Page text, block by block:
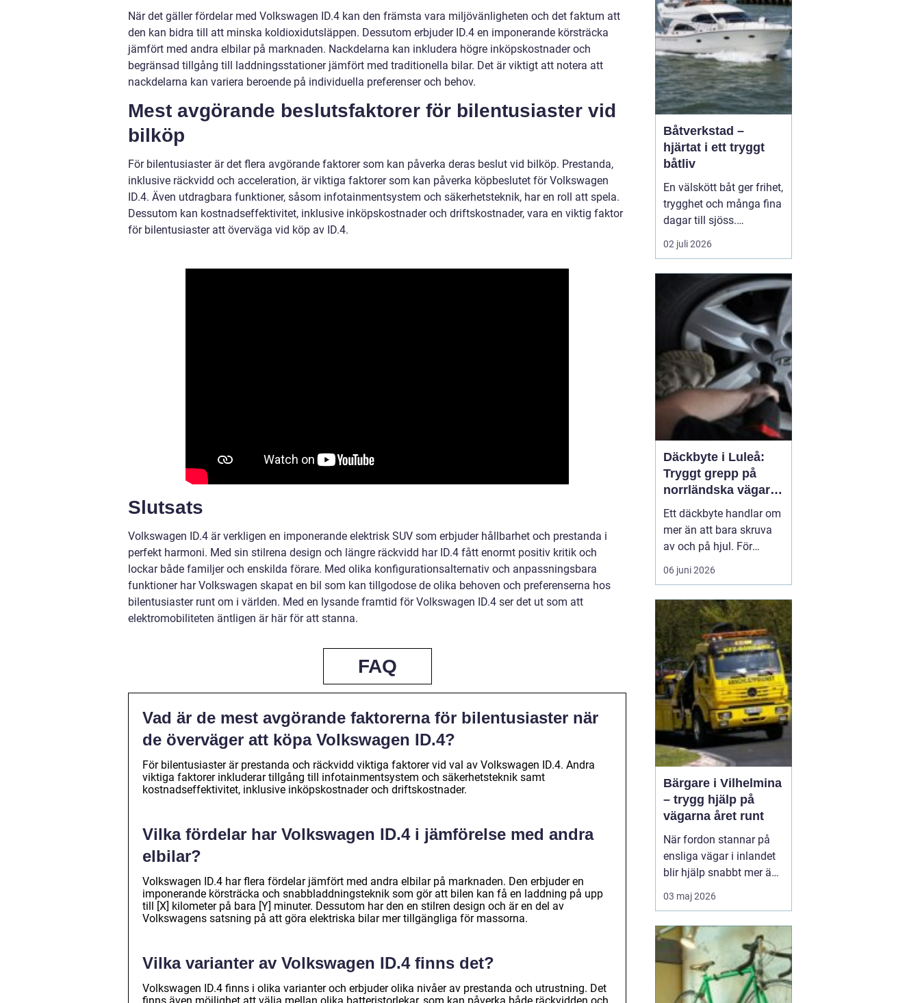
När det gäller fördelar med Volkswagen ID.4 kan den främsta vara miljövänligheten och det faktum att
den kan bidra till att minska koldioxidutsläppen. Dessutom erbjuder ID.4 en imponerande körsträcka
jämfört med andra elbilar på marknaden. Nackdelarna kan inkludera högre inköpskostnader och
begränsad tillgång till laddningsstationer jämfört med traditionella bilar. Det är viktigt att notera att
nackdelarna kan variera beroende på individuella preferenser och behov.
Mest avgörande beslutsfaktorer för bilentusiaster vid
bilköp
För bilentusiaster är det flera avgörande faktorer som kan påverka deras beslut vid bilköp. Prestanda,
inklusive räckvidd och acceleration, är viktiga faktorer som kan påverka köpbeslutet för Volkswagen
ID.4. Även utdragbara funktioner, såsom infotainmentsystem och säkerhetsteknik, har en roll att spela.
Dessutom kan kostnadseffektivitet, inklusive inköpskostnader och driftskostnader, vara en viktig faktor
för bilentusiaster att överväga vid köp av ID.4.
Slutsats
Volkswagen ID.4 är verkligen en imponerande elektrisk SUV som erbjuder hållbarhet och prestanda i
perfekt harmoni. Med sin stilrena design och längre räckvidd har ID.4 fått enormt positiv kritik och
lockar både familjer och enskilda förare. Med olika konfigurationsalternativ och anpassningsbara
funktioner har Volkswagen skapat en bil som kan tillgodose de olika behoven och preferenserna hos
bilentusiaster runt om i världen. Med en lysande framtid för Volkswagen ID.4 ser det ut som att
elektromobiliteten äntligen är här för att stanna.
FAQ
Vad är de mest avgörande faktorerna för bilentusiaster när
de överväger att köpa Volkswagen ID.4?
För bilentusiaster är prestanda och räckvidd viktiga faktorer vid val av Volkswagen ID.4. Andra
viktiga faktorer inkluderar tillgång till infotainmentsystem och säkerhetsteknik samt
kostnadseffektivitet, inklusive inköpskostnader och driftskostnader.
Vilka fördelar har Volkswagen ID.4 i jämförelse med andra
elbilar?
Volkswagen ID.4 har flera fördelar jämfört med andra elbilar på marknaden. Den erbjuder en
imponerande körsträcka och snabbladdningsteknik som gör att bilen kan få en laddning på upp
till [X] kilometer på bara [Y] minuter. Dessutom har den en stilren design och är en del av
Volkswagens satsning på att göra elektriska bilar mer tillgängliga för massorna.
Vilka varianter av Volkswagen ID.4 finns det?
Volkswagen ID.4 finns i olika varianter och erbjuder olika nivåer av prestanda och utrustning. Det
livslängd och behålla ett
högt andrahand...
Båtverkstad –
hjärtat i ett tryggt
båtliv
En välskött båt ger frihet,
trygghet och många fina
dagar till sjöss.
Samtidigt kräver ett
säkert båtliv mer än bara
snabb avspolning efter
säsongen. För mån...
02 juli 2026
Däckbyte i Luleå:
Tryggt grepp på
norrländska vägar
året runt
Ett däckbyte handlar om
mer än att bara skruva
av och på hjul. För
bilägare i Luleå är rätt
däck, monterade på rätt
en avgörande
säkerhetsfr&ari...
06 juni 2026
Bärgare i Vilhelmina
– trygg hjälp på
vägarna året runt
När fordon stannar på
ensliga vägar i inlandet
blir hjälp snabbt mer än
bara bekvämlighet det
handlar om trygghet. I
spelar bärgning och
vägassistans en central
roll för både b...
03 maj 2026